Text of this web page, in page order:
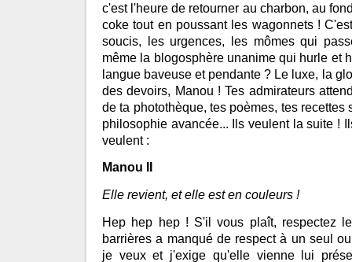
c'est l'heure de retourner au charbon, au
coke tout en poussant les wagonnets !
soucis, les urgences, les mômes qui
même la blogosphère unanime qui hurle et
langue baveuse et pendante ? Le luxe, la
des devoirs, Manou ! Tes admirateurs
de ta photothèque, tes poèmes, tes recettes
philosophie avancée... Ils veulent la suite !
veulent :
Manou II
Elle revient, et elle est en couleurs !
Hep hep hep ! S'il vous plaît, respectez
barrières a manqué de respect à un seul
je veux et j'exige qu'elle vienne lui